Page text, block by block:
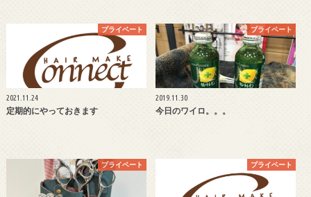
プライベート
2021.11.24
定期的にやっておきます
プライベート
2019.11.30
今日のワイロ。。。
プライベート プライベート